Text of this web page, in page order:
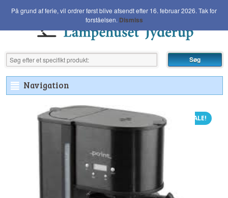
² Navigation
SALE!
På grund af ferie, vil ordrer først blive afsendt efter 16. februar 2026. Tak for
forståelsen. Dismiss